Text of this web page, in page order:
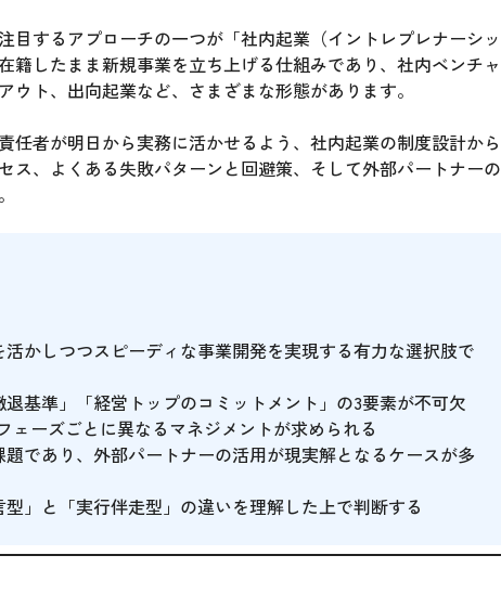
目するアプローチの一つが「社内起業（イントレプレナーシッ
籍したまま新規事業を立ち上げる仕組みであり、社内ベンチャ
ウト、出向起業など、さまざまな形態があります。
任者が明日から実務に活かせるよう、社内起業の制度設計から
ス、よくある失敗パターンと回避策、そして外部パートナーの
かしつつスピーディな事業開発を実現する有力な選択肢で
基準」「経営トップのコミットメント」の3要素が不可欠
ェーズごとに異なるマネジメントが求められる
であり、外部パートナーの活用が現実解となるケースが多
」と「実行伴走型」の違いを理解した上で判断する